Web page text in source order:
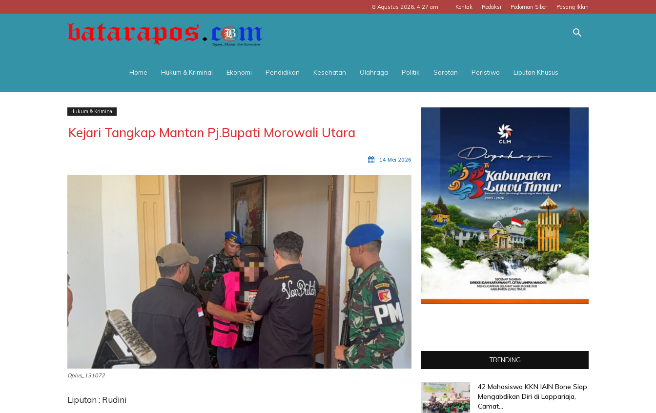
8 Agustus 2026, 4:27 am Kontak Redaksi Pedoman Siber Pasang Iklan
POS
Home Hukum & Kriminal Ekonomi Pendidikan Kesehatan Olahraga Politik Sorotan Peristiwa Liputan Khusus
Hukum & Kriminal
Kejari Tangkap Mantan Pj.Bupati Morowali Utara
14 Mei 2026
Oplus_131072
Liputan : Rudini
TRENDING
42 Mahasiswa KKN IAIN Bone Siap
Mengabdikan Diri di Lappariaja,
Camat...